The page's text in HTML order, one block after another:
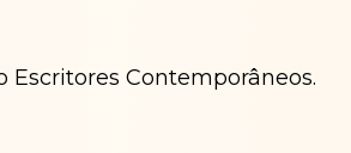
Escritores Contemporâneos.